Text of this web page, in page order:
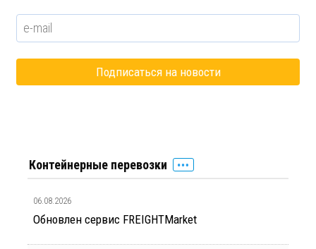
Контейнерные перевозки
06.08.2026
Обновлен сервис FREIGHTMarket